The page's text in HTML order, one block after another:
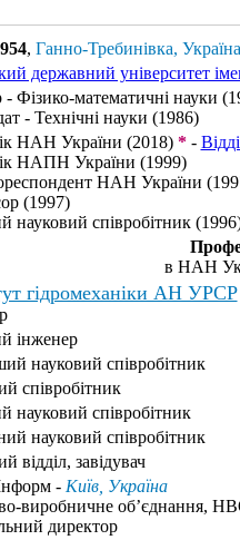
, Ганно-Требинівка, Україна
державний університет
- Фізико-математичні науки
- Технічні науки (1986)
НАН України (2018)*-
НАПН України (1999)
НАН України
(1997)
науковий співробітник
в НАН
гідромеханіки АН УРСР
інженер
науковий співробітник
співробітник
науковий співробітник
науковий співробітник
відділ, завідувач
- Київ, Україна
виробничне об’єднання,
директор